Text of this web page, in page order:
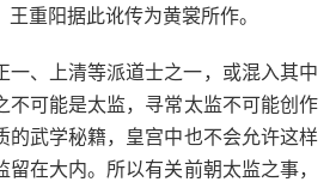
重阳据此讹传为黄裳所作。
一、上清等派道士之一，或混入其中
不可能是太监，寻常太监不可能创作
的武学秘籍，皇宫中也不会允许这样
在大内。所以有关前朝太监之事，